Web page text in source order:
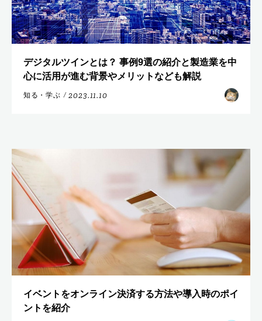
デジタルツインとは？ 事例9選の紹介と製造業を中
心に活用が進む背景やメリットなども解説
知る・学ぶ / 2023.11.10
イベントをオンライン決済する方法や導入時のポイ
ントを紹介